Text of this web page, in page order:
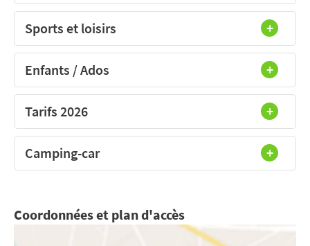
Sports et loisirs
Enfants / Ados
Tarifs 2026
Camping-car
Coordonnées et plan d'accès